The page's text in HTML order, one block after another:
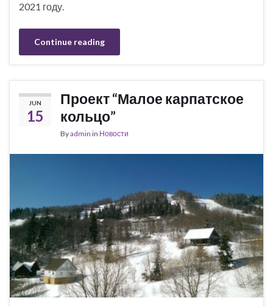
2021 году.
Continue reading
JUN
15
Проект “Малое карпатское
кольцо”
Byadmin in Новости